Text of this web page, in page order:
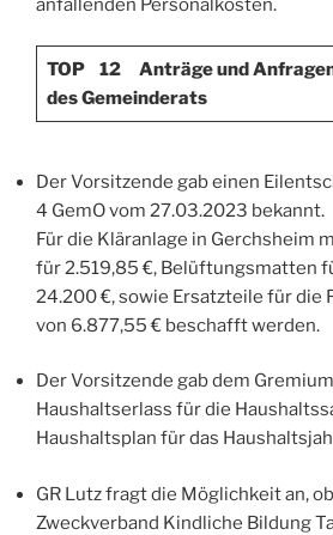
anfallenden Personalkosten.
TOP 12 Anträge und
des Gemeinderats
Der Vorsitzende gab einen
4 GemO vom 27.03.2023 bekannt.
Für die Kläranlage in Gerchsheim
für 2.519,85 €, Belüftungsmatten
24.200 €, sowie Ersatzteile für die
von 6.877,55 € beschafft werden.
Der Vorsitzende gab dem
Haushaltserlass für die
Haushaltsplan für das
GR Lutz fragt die Möglichkeit an,
Zweckverband Kindliche Bildung